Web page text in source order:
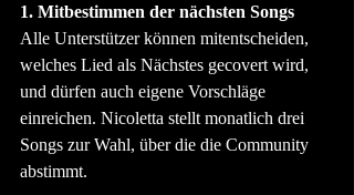
1. Mitbestimmen der nächsten Songs
Alle Unterstützer können mitentscheiden,
welches Lied als Nächstes gecovert wird,
und dürfen auch eigene Vorschläge
einreichen. Nicoletta stellt monatlich drei
Songs zur Wahl, über die die Community
abstimmt.